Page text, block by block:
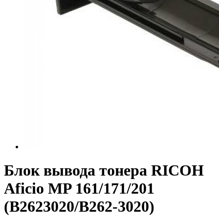
Блок вывода тонера RICOH
Aficio MP 161/171/201
(B2623020/B262-3020)